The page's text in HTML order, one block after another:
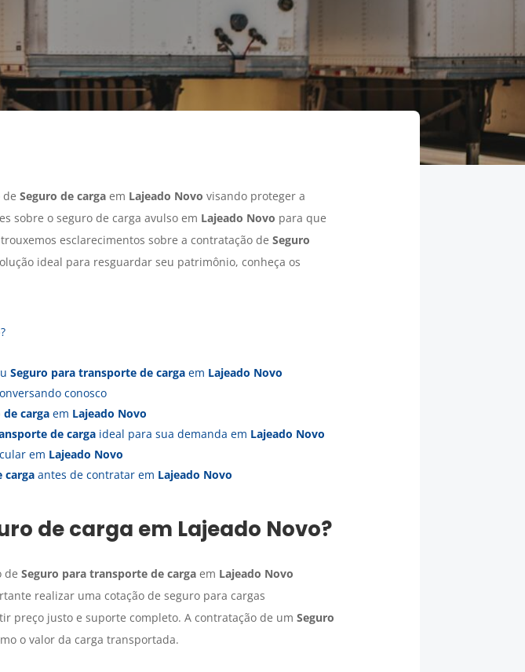
de Seguro de cargaem Lajeado Novo visando proteger a
sobre o seguro de carga avulso em Lajeado Novo para que
esclarecimentos sobre a contratação de Seguro
ideal para resguardar seu patrimônio, conheça os
?
Seguro para transporte de cargaem Lajeado Novo
conosco
de cargaem Lajeado Novo
de cargaideal para sua demanda em Lajeado Novo
em Lajeado Novo
cargaantes de contratar em Lajeado Novo
de carga em Lajeado Novo?
de Seguro para transporte de cargaem Lajeado Novo
realizar uma cotação de seguro para cargas
preço justo e suporte completo. A contratação de um Seguro
o valor da carga transportada.